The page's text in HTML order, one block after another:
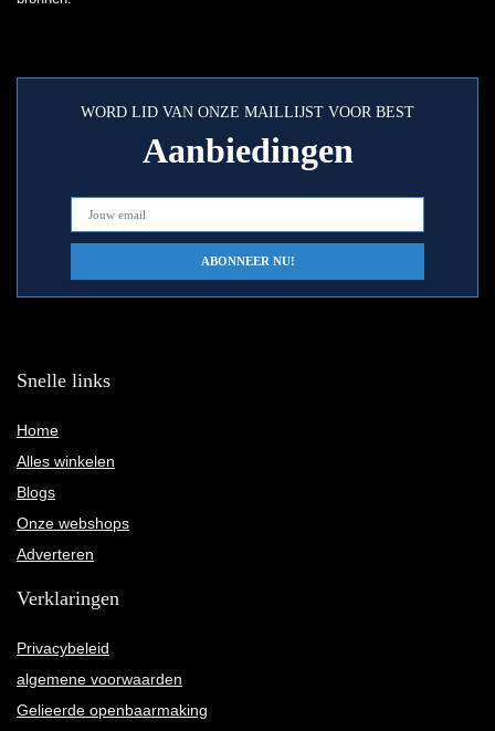
WORD LID VAN ONZE MAILLIJST VOOR BEST
Aanbiedingen
Snelle links
Home
Alles winkelen
Blogs
Onze webshops
Adverteren
Verklaringen
Privacybeleid
algemene voorwaarden
Gelieerde openbaarmaking